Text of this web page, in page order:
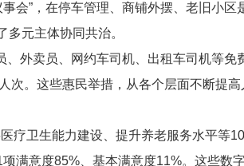
会”，在停车管理、商铺外摆、老旧小
多元主体协同共治。
、外卖员、网约车司机、出租车司机等免
次。这些惠民举措，从各个层面不断提
疗卫生能力建设、提升养老服务水平等10
项满意度85% 、基本满意度11%。这些数